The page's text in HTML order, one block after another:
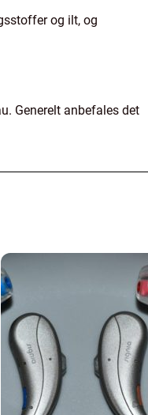
og ilt, og
Generelt anbefales det